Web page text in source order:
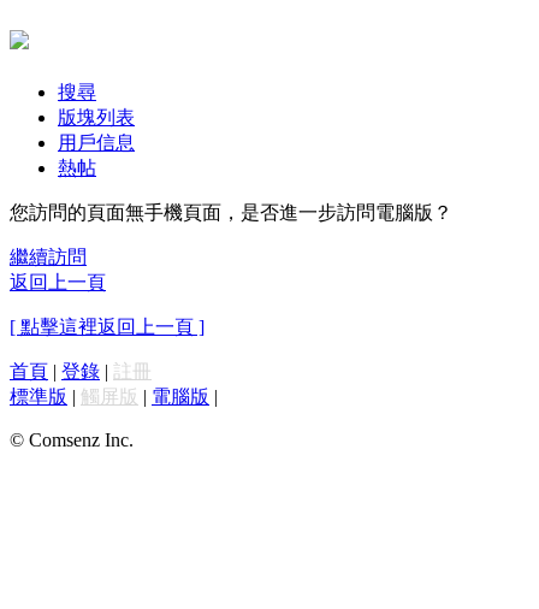
搜尋
版塊列表
用戶信息
熱帖
您訪問的頁面無手機頁面，是否進一步訪問電腦版？
繼續訪問
返回上一頁
[ 點擊這裡返回上一頁 ]
首頁 | 登錄 | 註冊
標準版 | 觸屏版 | 電腦版 |
© Comsenz Inc.